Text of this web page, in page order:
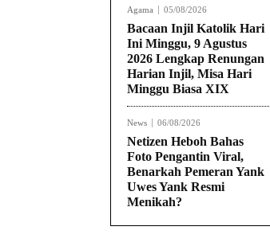
Agama 05/08/2026
Bacaan Injil Katolik Hari
Ini Minggu, 9 Agustus
2026 Lengkap Renungan
Harian Injil, Misa Hari
Minggu Biasa XIX
News 06/08/2026
Netizen Heboh Bahas
Foto Pengantin Viral,
Benarkah Pemeran Yank
Uwes Yank Resmi
Menikah?